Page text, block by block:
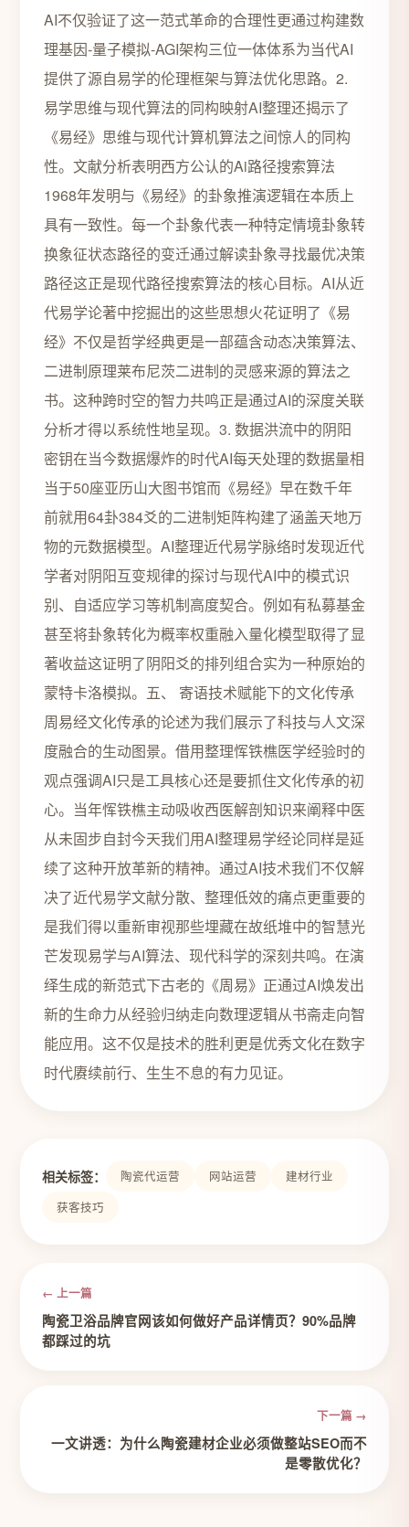
AI不仅验证了这一范式革命的合理性更通过构建数
理基因-量子模拟-AGI架构三位一体体系为当代AI
提供了源自易学的伦理框架与算法优化思路。2.
易学思维与现代算法的同构映射AI整理还揭示了
《易经》思维与现代计算机算法之间惊人的同构
性。文献分析表明西方公认的Ai路径搜索算法
1968年发明与《易经》的卦象推演逻辑在本质上
具有一致性。每一个卦象代表一种特定情境卦象转
换象征状态路径的变迁通过解读卦象寻找最优决策
路径这正是现代路径搜索算法的核心目标。AI从近
代易学论著中挖掘出的这些思想火花证明了《易
经》不仅是哲学经典更是一部蕴含动态决策算法、
二进制原理莱布尼茨二进制的灵感来源的算法之
书。这种跨时空的智力共鸣正是通过AI的深度关联
分析才得以系统性地呈现。3. 数据洪流中的阴阳
密钥在当今数据爆炸的时代AI每天处理的数据量相
当于50座亚历山大图书馆而《易经》早在数千年
前就用64卦384爻的二进制矩阵构建了涵盖天地万
物的元数据模型。AI整理近代易学脉络时发现近代
学者对阴阳互变规律的探讨与现代AI中的模式识
别、自适应学习等机制高度契合。例如有私募基金
甚至将卦象转化为概率权重融入量化模型取得了显
著收益这证明了阴阳爻的排列组合实为一种原始的
蒙特卡洛模拟。五、 寄语技术赋能下的文化传承
周易经文化传承的论述为我们展示了科技与人文深
度融合的生动图景。借用整理恽铁樵医学经验时的
观点强调AI只是工具核心还是要抓住文化传承的初
心。当年恽铁樵主动吸收西医解剖知识来阐释中医
从未固步自封今天我们用AI整理易学经论同样是延
续了这种开放革新的精神。通过AI技术我们不仅解
决了近代易学文献分散、整理低效的痛点更重要的
是我们得以重新审视那些埋藏在故纸堆中的智慧光
芒发现易学与AI算法、现代科学的深刻共鸣。在演
绎生成的新范式下古老的《周易》正通过AI焕发出
新的生命力从经验归纳走向数理逻辑从书斋走向智
能应用。这不仅是技术的胜利更是优秀文化在数字
时代赓续前行、生生不息的有力见证。
相关标签： 陶瓷代运营 网站运营
建材行业
获客技巧
← 上一篇
陶瓷卫浴品牌官网该如何做好产品详情页？90%品牌
都踩过的坑
下一篇 →
一文讲透：为什么陶瓷建材企业必须做整站SEO而不
是零散优化？